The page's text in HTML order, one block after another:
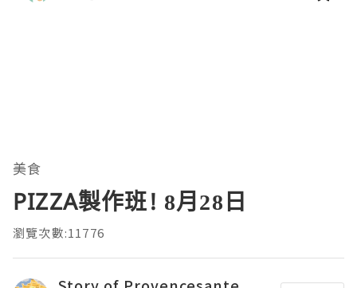
美食
PIZZA製作班! 8月28日
瀏覽次數:11776